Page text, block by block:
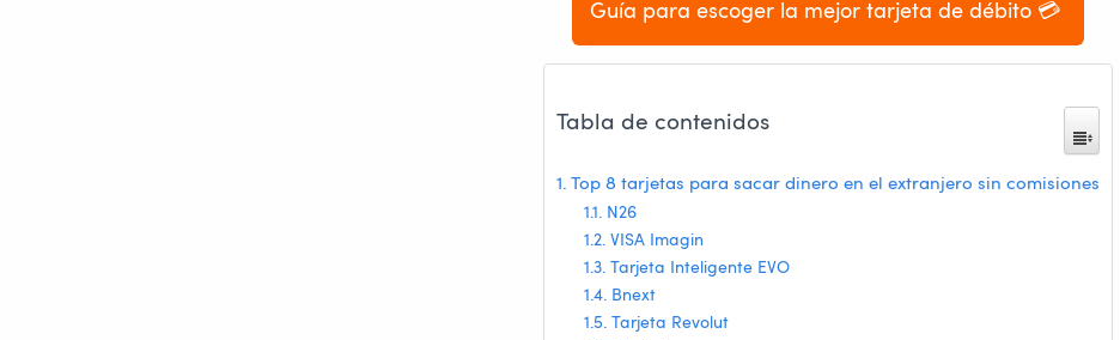
Guía para escoger la mejor tarjeta de débito 💳
Tabla de contenidos
Top 8 tarjetas para sacar dinero en el extranjero sin comisiones
N26
VISA Imagin
Tarjeta Inteligente EVO
Bnext
Tarjeta Revolut